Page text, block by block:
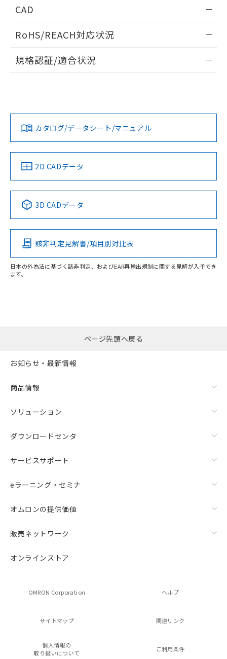
端子配置
CAD
ドすることができます。
ログイン/会員登録
ダウンロードデータをご利用いただく前に、以下を必ずお読
みください。
ソフトウェアの使用条件
RoHS/REACH対応状況
K3HB-HTA-L2AC1 AC100-240のRoHS対応状況について
この製品のRoHS/REACH対応状況ページへ
規格認証/適合状況
LR型式承認
（イギリス
船舶規格）
DNV型式承認
（ノルウェー
BV型式承認
（フランス
KR型式
（韓国
No No No No
この製品の規格認証/適合状況ページへ
その他の認証はこちらのページからご検索ください
カタログ/データシート/マニュアル
2D CADデータ
3D CADデータ
該非判定見解書/項目別対比表
日本の外為法に基づく該非判定、およびEAR再輸出規制に関する見解が入手でき
ます。
ページ先頭へ戻る
お知らせ・最新情報
商品情報
ソリューション
ダウンロードセンタ
サービスサポート
eラーニング・セミナ
オムロンの提供価値
販売ネットワーク
オンラインストア
OMRON Corporation ヘルプ
サイトマップ 関連リンク
個人情報の
取り扱いについて
ご利用条件